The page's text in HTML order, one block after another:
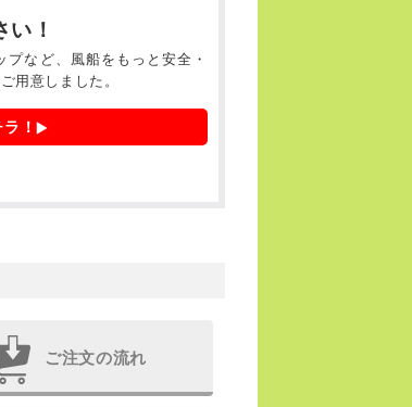
！
など、風船をもっと安全・
用意しました。
ラ！
ご注文の流れ